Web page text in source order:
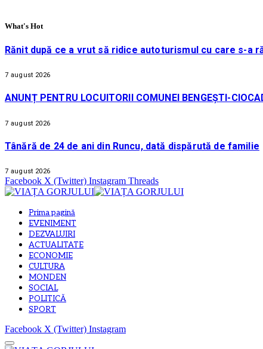
What's Hot
Rănit după ce a vrut să ridice autoturismul cu care s-a
7 august 2026
ANUNȚ PENTRU LOCUITORII COMUNEI BENGEȘTI-
7 august 2026
Tânără de 24 de ani din Runcu, dată dispărută de familie
7 august 2026
Facebook X (Twitter) Instagram Threads
Prima pagină
EVENIMENT
DEZVALUIRI
ACTUALITATE
ECONOMIE
CULTURA
MONDEN
SOCIAL
POLITICĂ
SPORT
Facebook X (Twitter) Instagram